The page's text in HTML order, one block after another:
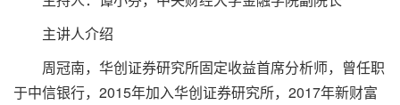
主讲人介绍
周冠南，华创证券研究所固定收益首席分析师，曾任职
于中信银行，2015年加入华创证券研究所，2017年新财富